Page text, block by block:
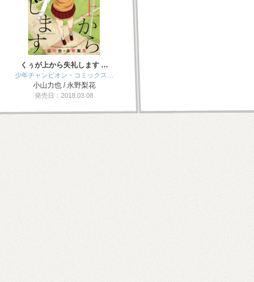
くぅが上から失礼します …
少年チャンピオン・コミックス…
小山力也 / 永野梨花
発売日：2018.03.08